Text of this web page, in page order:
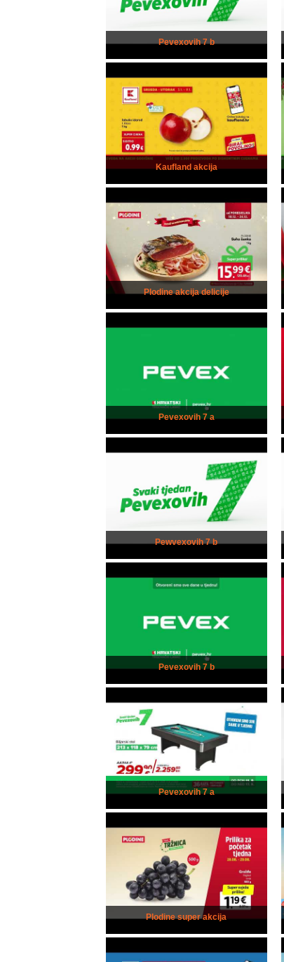
Pevexovih 7 b
Kaufland akcija
Plodine akcija delicije
Pevexovih 7 a
Pewvexovih 7 b
Pevexovih 7 b
Pevexovih 7 a
Plodine super akcija